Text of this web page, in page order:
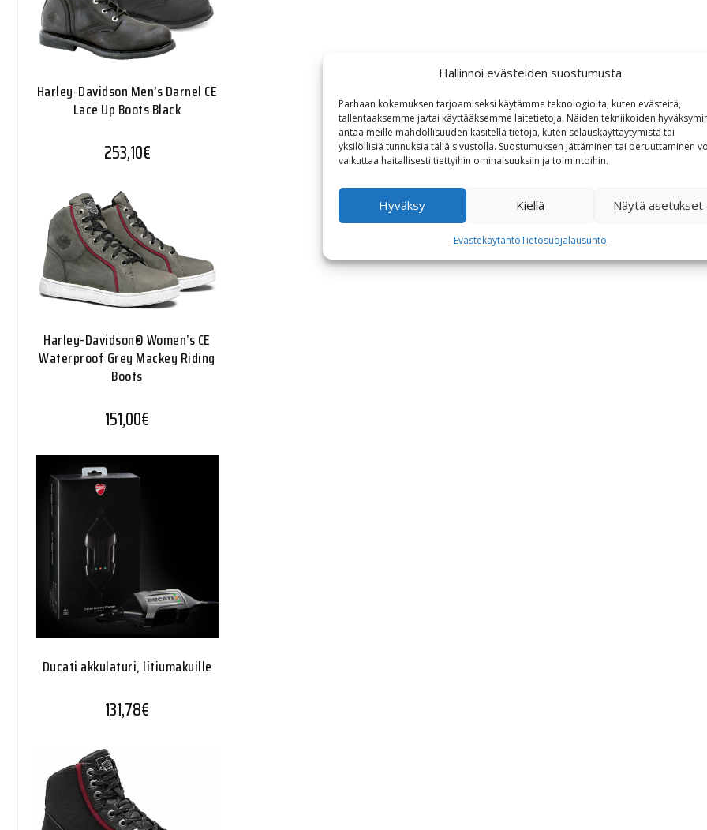
Hallinnoi evästeiden suostumusta
Parhaan kokemuksen tarjoamiseksi käytämme teknologioita, kuten evästeitä,
tallentaaksemme ja/tai käyttääksemme laitetietoja. Näiden tekniikoiden
antaa meille mahdollisuuden käsitellä tietoja, kuten selauskäyttäytymistä tai
yksilöllisiä tunnuksia tällä sivustolla. Suostumuksen jättäminen tai peruuttaminen
vaikuttaa haitallisesti tiettyihin ominaisuuksiin ja toimintoihin.
Hyväksy Kiellä Näytä asetukset
EvästekäytäntöTietosuojalausunto
Harley-Davidson Men’s Darnel CE
Lace Up Boots Black
253,10€
Harley-Davidson® Women’s CE
Waterproof Grey Mackey Riding
Boots
151,00€
Ducati akkulaturi, litiumakuille
131,78€